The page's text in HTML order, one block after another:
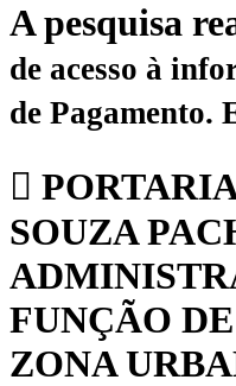
A pesquisa
de acesso à
de Pagamento.
SOUZA
FUNÇÃO
ZONA